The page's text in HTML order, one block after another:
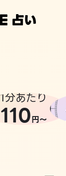
1分あたり
110円〜